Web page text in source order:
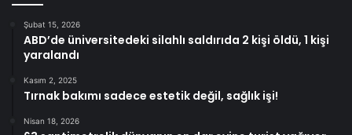
Şubat 15, 2026
ABD’de üniversitedeki silahlı saldırıda 2 kişi öldü, 1 kişi
yaralandı
Kasım 2, 2025
Tırnak bakımı sadece estetik değil, sağlık işi!
Nisan 18, 2026